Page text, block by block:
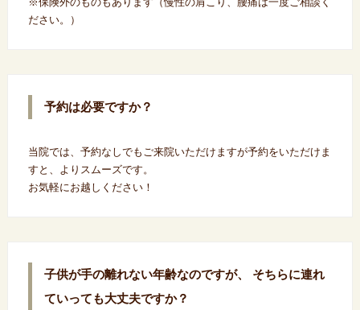
ださい。）
予約は必要ですか？
当院では、予約なしでもご来院いただけますが予約をいただけま
すと、よりスムーズです。
お気軽にお越しください！
子供が手の離れない年齢なのですが、 そちらに連れ
ていっても大丈夫ですか？